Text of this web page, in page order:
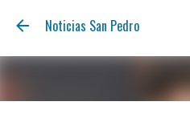
Ir al
Noticias San Pedro